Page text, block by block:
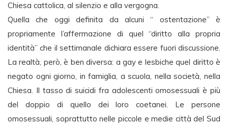
Chiesa cattolica, al silenzio e alla vergogna.
Quella che oggi definita da alcuni “ ostentazione” è
propriamente l’affermazione di quel “diritto alla propria
identità” che il settimanale dichiara essere fuori discussione.
La realtà, però, è ben diversa: a gay e lesbiche quel diritto è
negato ogni giorno, in famiglia, a scuola, nella società, nella
Chiesa. Il tasso di suicidi fra adolescenti omosessuali è più
del doppio di quello dei loro coetanei. Le persone
omosessuali, soprattutto nelle piccole e medie città del Sud